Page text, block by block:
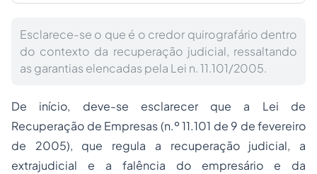
Esclarece-se o que é o credor quirografário dentro
do contexto da recuperação judicial, ressaltando
as garantias elencadas pela Lei n. 11.101/2005.
De início, deve-se esclarecer que a Lei de
Recuperação de Empresas (n.º 11.101 de 9 de fevereiro
de 2005), que regula a recuperação judicial, a
extrajudicial e a falência do empresário e da